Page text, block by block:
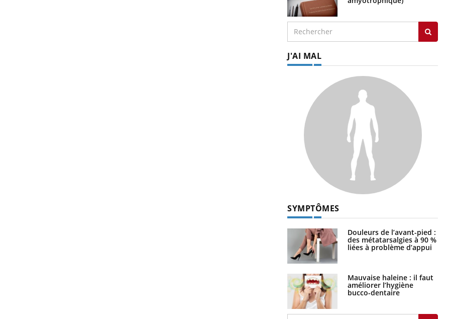
J'AI MAL
SYMPTÔMES
Douleurs de l’avant-pied :
des métatarsalgies à 90 %
liées à problème d’appui
Mauvaise haleine : il faut
améliorer l’hygiène
bucco-dentaire